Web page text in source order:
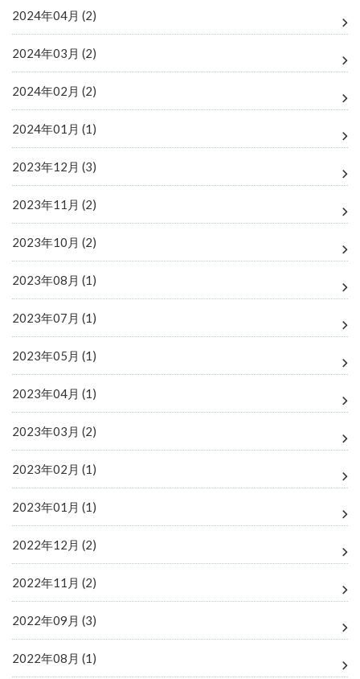
2024年04月 (2)
2024年03月 (2)
2024年02月 (2)
2024年01月 (1)
2023年12月 (3)
2023年11月 (2)
2023年10月 (2)
2023年08月 (1)
2023年07月 (1)
2023年05月 (1)
2023年04月 (1)
2023年03月 (2)
2023年02月 (1)
2023年01月 (1)
2022年12月 (2)
2022年11月 (2)
2022年09月 (3)
2022年08月 (1)